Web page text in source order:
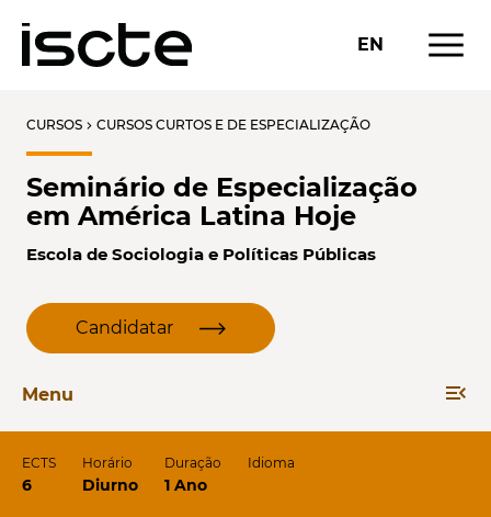
EN menu
CURSOS chevron_right CURSOS CURTOS E DE ESPECIALIZAÇÃO
Seminário de Especialização
em América Latina Hoje
Escola de Sociologia e Políticas Públicas
Candidatar
Menu menu_open
ECTS
6
Horário
Diurno
Duração
1 Ano
Idioma